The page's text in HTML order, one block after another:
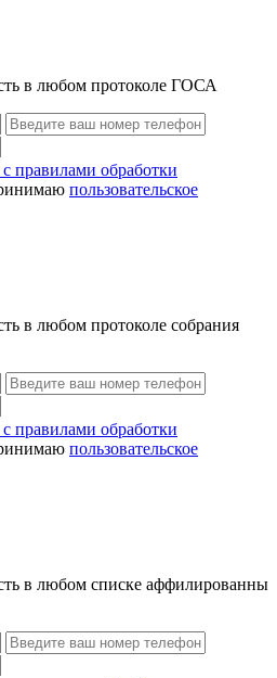
в любом протоколе ГОСА
с правилами обработки
пользовательское
в любом протоколе собрания
с правилами обработки
пользовательское
в любом списке аффилированны